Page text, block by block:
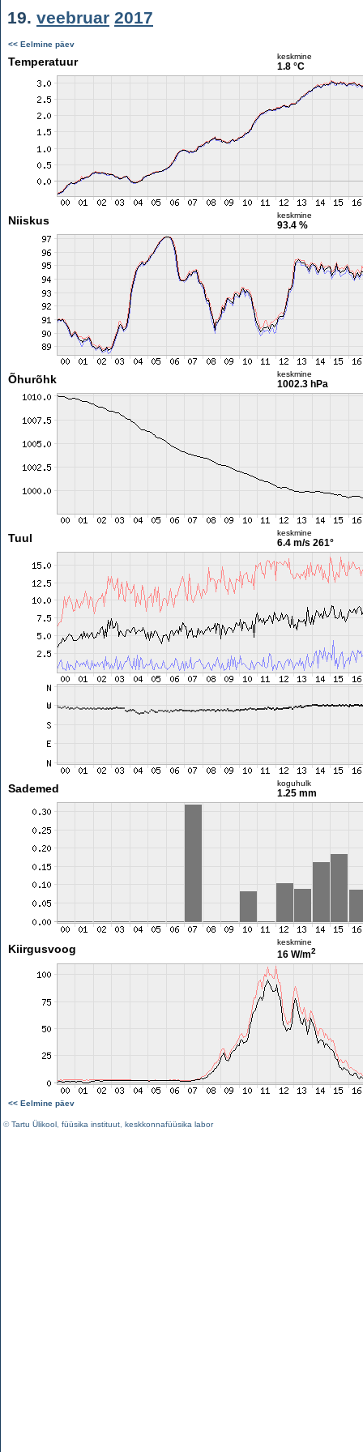
19. veebruar 2017
<< Eelmine päev
Temperatuur keskmine
1.8 °C
Niiskus keskmine
93.4 %
Õhurõhk keskmine
1002.3 hPa
Tuul keskmine
6.4 m/s 261°
Sademed koguhulk
1.25 mm
Kiirgusvoog
keskmine
16 W/m2
<< Eelmine päev
©Tartu Ülikool füüsika instituut keskkonnafüüsika labor